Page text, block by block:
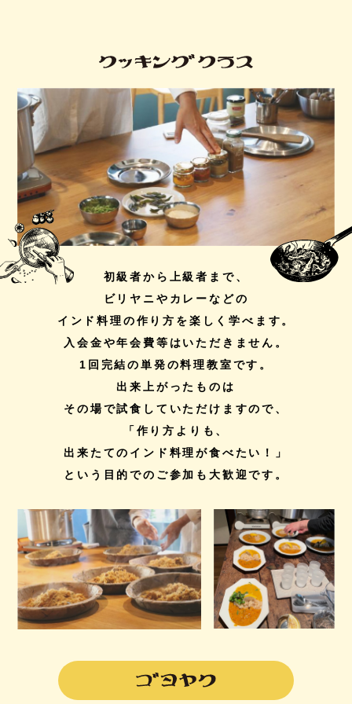
初級者から上級者まで、
ビリヤニやカレーなどの
インド料理の作り方を楽しく学べます。
入会金や年会費等はいただきません。
1回完結の単発の料理教室です。
出来上がったものは
その場で試食していただけますので、
「作り方よりも、
出来たてのインド料理が食べたい！」
という目的でのご参加も大歓迎です。